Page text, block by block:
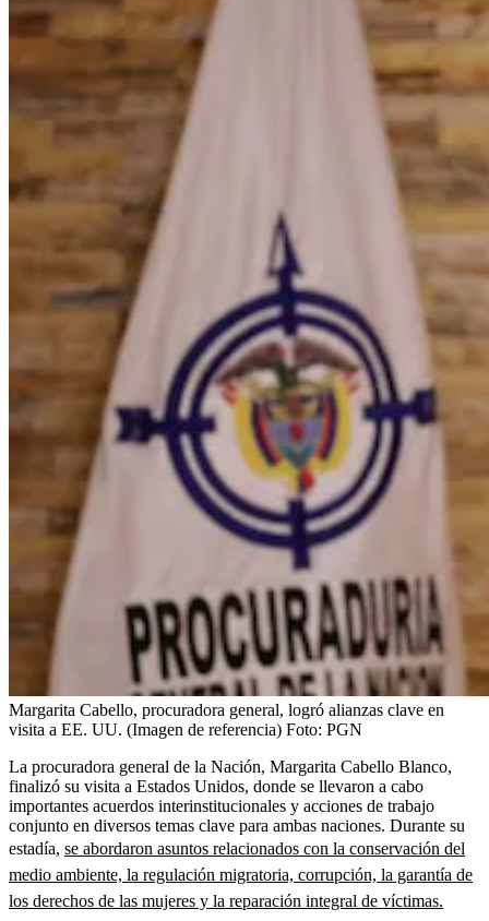
Margarita Cabello, procuradora general, logró alianzas clave en
visita a EE. UU. (Imagen de referencia) Foto: PGN
La procuradora general de la Nación, Margarita Cabello Blanco,
finalizó su visita a Estados Unidos, donde se llevaron a cabo
importantes acuerdos interinstitucionales y acciones de trabajo
conjunto en diversos temas clave para ambas naciones. Durante su
estadía, se abordaron asuntos relacionados con la conservación del
medio ambiente, la regulación migratoria, corrupción, la garantía de
los derechos de las mujeres y la reparación integral de víctimas.